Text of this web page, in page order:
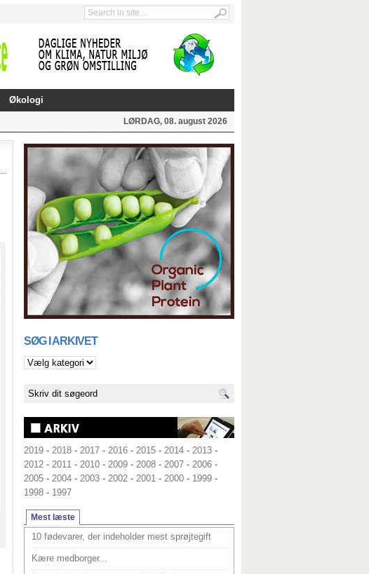
Økologi
LØRDAG, 08. august 2026
SØG I ARKIVET
2019 - 2018 - 2017 - 2016 - 2015 - 2014 - 2013 -
2012 - 2011 - 2010 - 2009 - 2008 - 2007 - 2006 -
2005 - 2004 - 2003 - 2002 - 2001 - 2000 - 1999 -
1998 - 1997
Mest læste
10 fødevarer, der indeholder mest sprøjtegift
Kære medborger...